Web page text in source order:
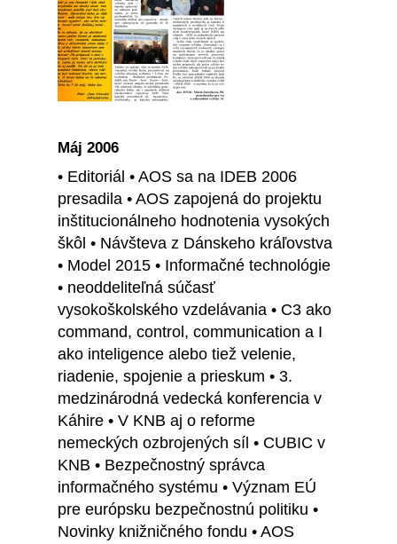
Máj 2006
• Editoriál • AOS sa na IDEB 2006
presadila • AOS zapojená do projektu
inštitucionálneho hodnotenia vysokých
škôl • Návšteva z Dánskeho kráľovstva
• Model 2015 • Informačné technológie
• neoddeliteľná súčasť
vysokoškolského vzdelávania • C3 ako
command, control, communication a I
ako inteligence alebo tiež velenie,
riadenie, spojenie a prieskum • 3.
medzinárodná vedecká konferencia v
Káhire • V KNB aj o reforme
nemeckých ozbrojených síl • CUBIC v
KNB • Bezpečnostný správca
informačného systému • Význam EÚ
pre európsku bezpečnostnú politiku •
Novinky knižničného fondu • AOS